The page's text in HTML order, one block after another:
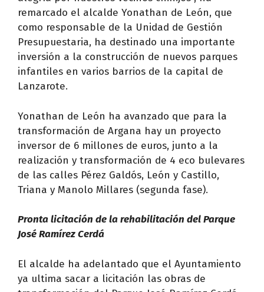
remarcado el alcalde Yonathan de León, que
como responsable de la Unidad de Gestión
Presupuestaria, ha destinado una importante
inversión a la construcción de nuevos parques
infantiles en varios barrios de la capital de
Lanzarote.
Yonathan de León ha avanzado que para la
transformación de Argana hay un proyecto
inversor de 6 millones de euros, junto a la
realización y transformación de 4 eco bulevares
de las calles Pérez Galdós, León y Castillo,
Triana y Manolo Millares (segunda fase).
Pronta licitación de la rehabilitación del Parque
José Ramírez Cerdá
El alcalde ha adelantado que el Ayuntamiento
ya ultima sacar a licitación las obras de